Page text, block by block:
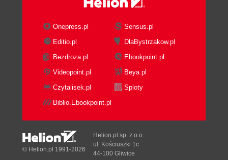
Onepress.pl
Sensus.pl
Editio.pl
DlaBystrzakow.pl
Bezdroza.pl
Ebookpoint.pl
Videopoint.pl
Beya.pl
Czytalisek.pl
Sploty
Biblio.Ebookpoint.pl
© Helion.pl 1991-2026
Helion.pl sp. z o.o.
ul. Kościuszki 1c
44-100 Gliwice